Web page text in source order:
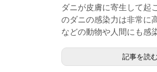
ダニが皮膚に寄生して起
のダニの感染力は非常に
などの動物や人間にも感
記事を読